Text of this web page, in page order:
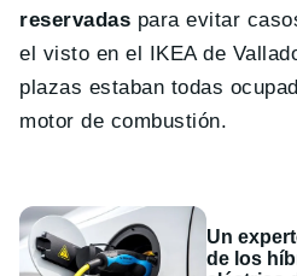
reservadas para evitar
el visto en el IKEA de
plazas estaban todas
motor de combustión.
Un
de los